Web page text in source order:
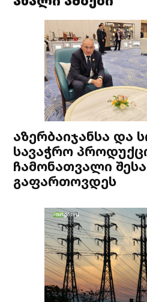
აზერბაიჯანსა და
სავაჭრო
ჩამონათვალი
გაფართოვდეს